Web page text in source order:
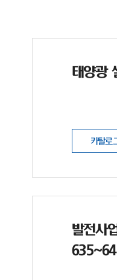
태양광
카탈로
발전사